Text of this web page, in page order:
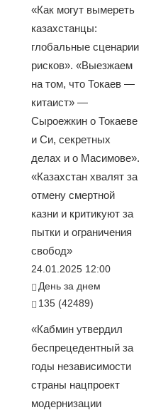
«Как могут вымереть
казахстанцы:
глобальные сценарии
рисков». «Выезжаем
на том, что Токаев —
китаист» —
Сыроежкин о Токаеве
и Си, секретных
делах и о Масимове».
«Казахстан хвалят за
отмену смертной
казни и критикуют за
пытки и ограничения
свобод»
24.01.2025 12:00
День за днем
135 (42489)
«Кабмин утвердил
беспрецедентный за
годы независимости
страны нацпроект
модернизации